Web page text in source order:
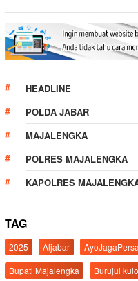
HEADLINE
POLDA JABAR
MAJALENGKA
POLRES MAJALENGKA
KAPOLRES
TAG
2025 Aljabar
Bupati Majalengka
Burujul